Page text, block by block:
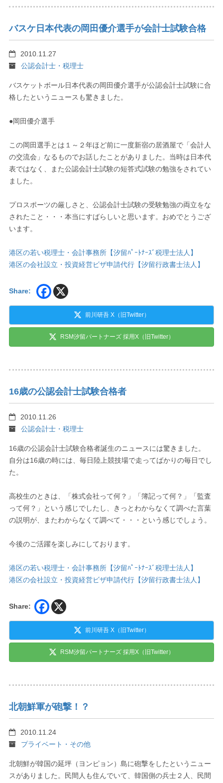
バスケ日本代表の岡田優介選手が会計士試験合格
2010.11.27
公認会計士・税理士
バスケットボール日本代表の岡田優介選手が公認会計士試験に合
格したというニュースも驚きました。
●岡田優介選手
この岡田選手とは１～２年ほど前に一度新宿の居酒屋で「会計人
の交流会」なるものでお話したことがありました。当時は日本代
表ではなく、また公認会計士試験の短答式試験の勉強をされてい
ました。
プロスポーツの厳しさと、公認会計士試験の受験勉強の両立をな
されたこと・・・本当にすばらしいと思います。おめでとうござ
います。
港区の若い税理士・会計事務所【汐留ﾊﾟｰﾄﾅｰｽﾞ税理士法人】
港区の会社設立・投資経営ビザ申請代行【汐留行政書士法人】
Share:
前川研吾 X（旧Twitter）
RSM汐留パートナーズ 採用X（旧Twitter）
16歳の公認会計士試験合格者
2010.11.26
公認会計士・税理士
16歳の公認会計士試験合格者誕生のニュースには驚きました。
自分は16歳の時には、毎日陸上競技場で走ってばかりの毎日でし
た。
高校生のときは、「株式会社って何？」「簿記って何？」「監査
って何？」という感じでしたし、きっとわからなくて調べた言葉
の説明が、またわからなくて調べて・・・という感じでしょう。
今後のご活躍を楽しみにしております。
港区の若い税理士・会計事務所【汐留ﾊﾟｰﾄﾅｰｽﾞ税理士法人】
港区の会社設立・投資経営ビザ申請代行【汐留行政書士法人】
Share:
前川研吾 X（旧Twitter）
RSM汐留パートナーズ 採用X（旧Twitter）
北朝鮮軍が砲撃！？
2010.11.24
プライベート・その他
北朝鮮が韓国の延坪（ヨンピョン）島に砲撃をしたというニュー
スがありました。民間人も住んでいて、韓国側の兵士２人、民間